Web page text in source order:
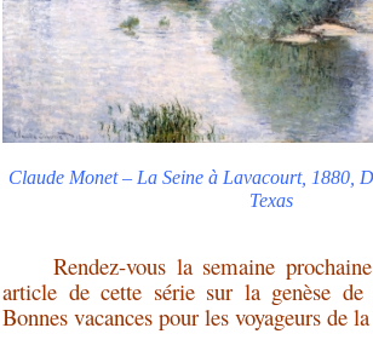
Claude Monet – La Seine à Lavacourt, 1880,
Texas
Rendez-vous la semaine
article de cette série sur la genèse de
Bonnes vacances pour les voyageurs de